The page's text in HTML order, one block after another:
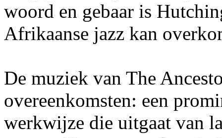
woord en gebaar is
Afrikaanse jazz kan
De muziek van The
overeenkomsten: een
werkwijze die uitgaat van